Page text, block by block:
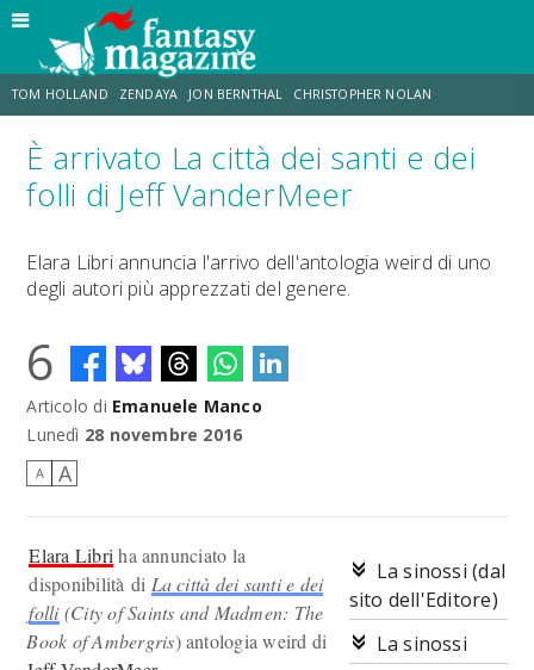
TOM HOLLAND ZENDAYA JON BERNTHAL CHRISTOPHER NOLAN
STRANIMONDI LUCCA COMICS & GAMES ODISSEA JACOB BATALON
È arrivato La città dei santi e dei
folli di Jeff VanderMeer
Elara Libri annuncia l'arrivo dell'antologia weird di uno
degli autori più apprezzati del genere.
6
Articolo di Emanuele Manco
Lunedì 28 novembre 2016
A A
La sinossi (dal
sito dell'Editore)
La sinossi
Elara Libri ha annunciato la
disponibilità di La città dei santi e dei
folli (City of Saints and Madmen: The
Book of Ambergris) antologia weird di